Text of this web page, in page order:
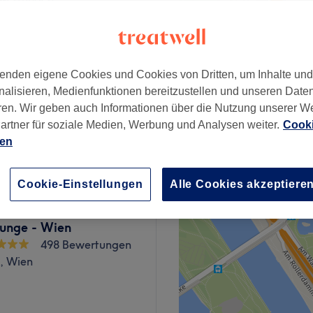
65 €
95 €
- Wien
498 Bewertungen
Wien
eigene Cookies und Cookies von Dritten, um Inhalte
Medienfunktionen bereitzustellen und unseren
Wir geben auch Informationen über die Nutzung unserer
für soziale Medien, Werbung und Analysen weiter.
Alle Cookies akzeptieren
Cookie-Einstellungen